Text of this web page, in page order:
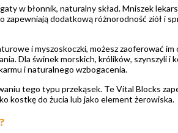
w błonnik, naturalny skład. Mniszek
zapewniają dodatkową różnorodność ziół i
i myszoskoczki, możesz zaoferować
Dla świnek morskich, królików, szynszyli i
i naturalnego wzbogacenia.
tego typu przekąsek. Te Vital Blocks
kostkę do żucia lub jako element żerowiska.